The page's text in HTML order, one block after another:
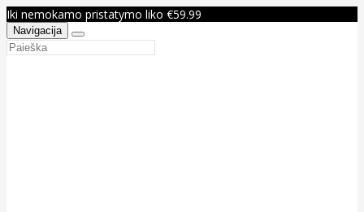
Iki nemokamo pristatymo liko €59.99
Navigacija